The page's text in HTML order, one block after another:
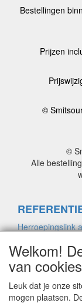
Bestellingen
Prijzen
©
©
Alle
Herroepingslink
ALGEMENE
Herroepingslink
Welkom!
van cookies
Leuk dat je onze
mogen plaatsen.